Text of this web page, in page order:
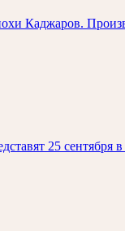
Каджаров.
25 сентября